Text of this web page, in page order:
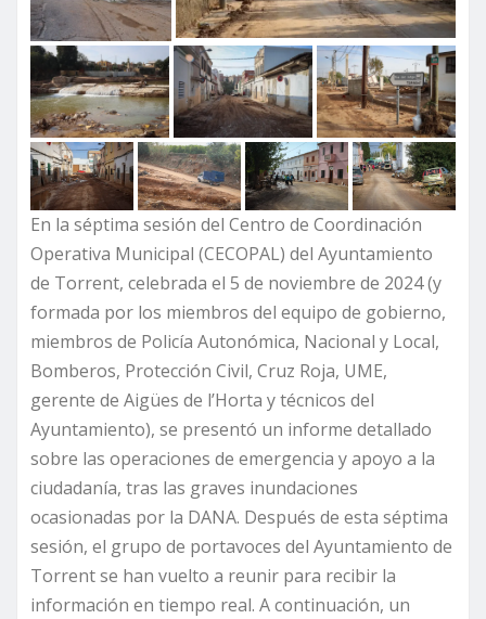
En la séptima sesión del Centro de Coordinación
Operativa Municipal (CECOPAL) del Ayuntamiento
de Torrent, celebrada el 5 de noviembre de 2024 (y
formada por los miembros del equipo de gobierno,
miembros de Policía Autonómica, Nacional y Local,
Bomberos, Protección Civil, Cruz Roja, UME,
gerente de Aigües de l’Horta y técnicos del
Ayuntamiento), se presentó un informe detallado
sobre las operaciones de emergencia y apoyo a la
ciudadanía, tras las graves inundaciones
ocasionadas por la DANA. Después de esta séptima
sesión, el grupo de portavoces del Ayuntamiento de
Torrent se han vuelto a reunir para recibir la
información en tiempo real. A continuación, un